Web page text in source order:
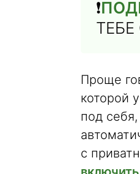
❗️
Проще
которой
под
с